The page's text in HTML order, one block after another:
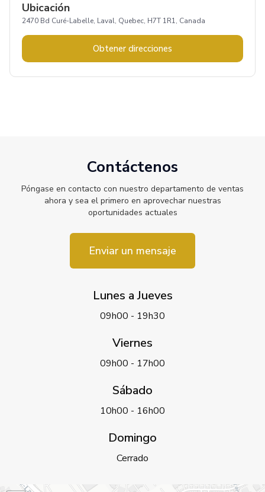
Ubicación
2470 Bd Curé-Labelle, Laval, Quebec, H7T 1R1, Canada
Obtener direcciones
Contáctenos
Póngase en contacto con nuestro departamento de ventas
ahora y sea el primero en aprovechar nuestras
oportunidades actuales
Enviar un mensaje
Lunes a Jueves
09h00 - 19h30
Viernes
09h00 - 17h00
Sábado
10h00 - 16h00
Domingo
Cerrado